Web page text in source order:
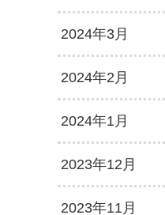
2024年3月
2024年2月
2024年1月
2023年12月
2023年11月